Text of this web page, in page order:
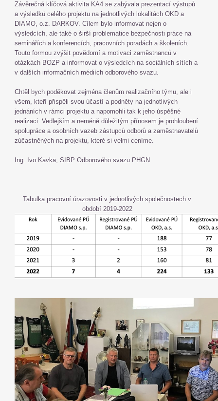
Závěrečná klíčová aktivita KA4 se zabývala prezentací výstupů
a výsledků celého projektu na jednotlivých lokalitách OKD a
DIAMO, o.z. DARKOV. Cílem bylo informovat nejen o
výsledcích, ale také o širší problematice bezpečnosti práce na
seminářích a konferencích, pracovních poradách a školeních.
Touto formou zvýšit povědomí a motivaci zaměstnanců v
otázkách BOZP a informovat o výsledcích na sociálních sítích a
v dalších informačních médiích odborového svazu.
Chtěl bych poděkovat zejména členům realizačního týmu, ale i
všem, kteří přispěli svou účastí a podněty na jednotlivých
jednáních v rámci projektu a napomohli tak k jeho úspěšné
realizaci. Vedlejším a neméně důležitým přínosem je prohloubení
spolupráce a osobních vazeb zástupců odborů a zaměstnavatelů
zúčastněných na projektu, které si velmi ceníme.
Ing. Ivo Kavka, SIBP Odborového svazu PHGN
Tabulka pracovní úrazovosti v jednotlivých společnostech v
období 2019-2022